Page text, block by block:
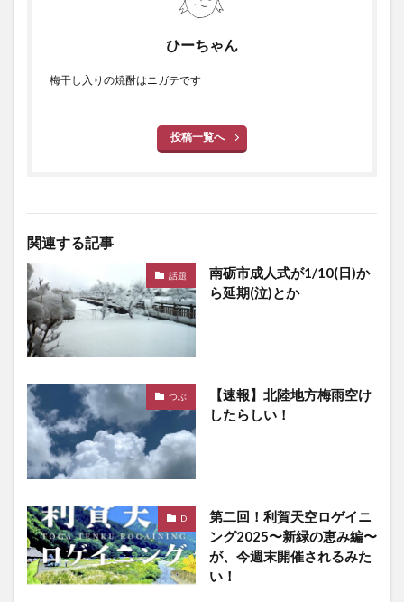
ひーちゃん
梅干し入りの焼酎はニガテです
投稿一覧へ
関連する記事
話題
南砺市成人式が1/10(日)か
ら延期(泣)とか
つぶ
【速報】北陸地方梅雨空け
したらしい！
D
第二回！利賀天空ロゲイニ
ング2025〜新緑の恵み編〜
が、今週末開催されるみた
い！